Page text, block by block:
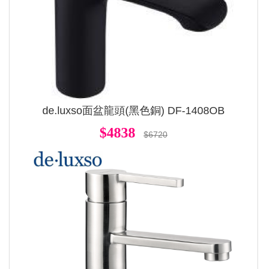
de.luxso面盆龍頭(黑色銅) DF-1408OB
$4838 $6720